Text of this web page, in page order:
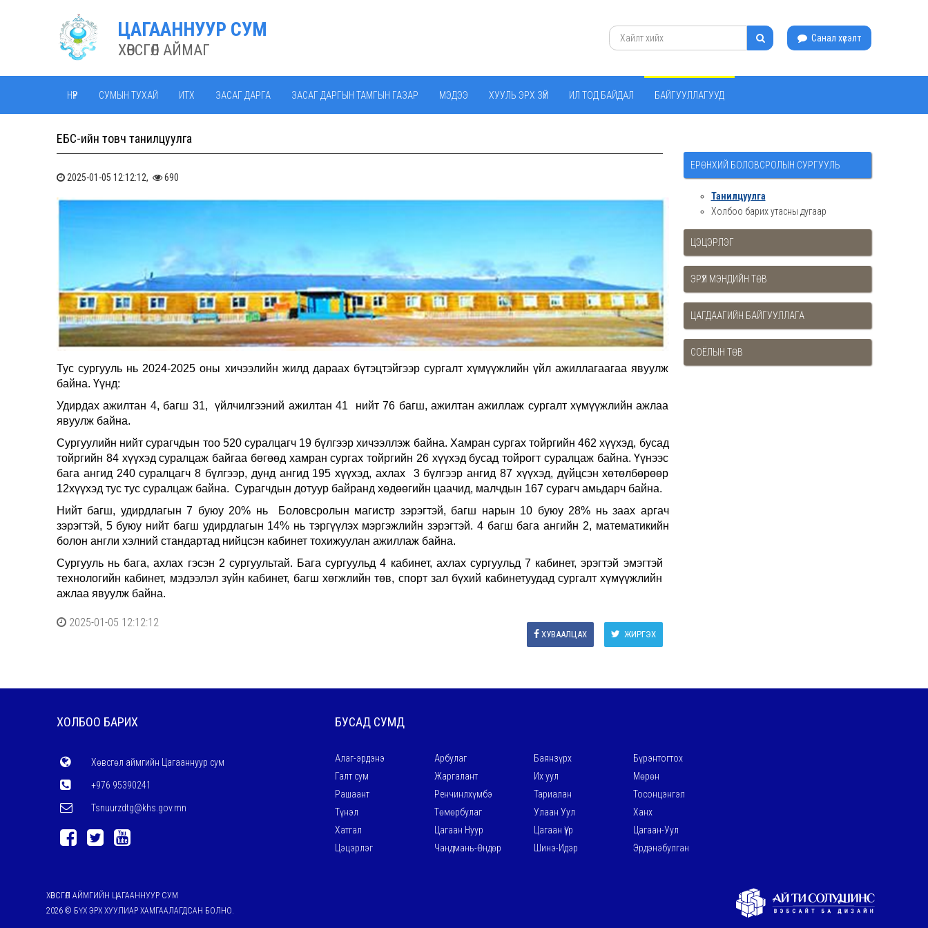
ЦАГААННУУР СУМ
ХӨВСГӨЛ АЙМАГ
Санал хүсэлт
НҮҮР СУМЫН ТУХАЙ ИТХ ЗАСАГ ДАРГА ЗАСАГ ДАРГЫН ТАМГЫН ГАЗАР МЭДЭЭ ХУУЛЬ ЭРХ ЗҮЙ ИЛ ТОД БАЙДАЛ БАЙГУУЛЛАГУУД
ЕБС-ийн товч танилцуулга
2025-01-05 12:12:12, 690
Тус сургууль нь 2024-2025 оны хичээлийн жилд дараах бүтэцтэйгээр сургалт хүмүүжлийн үйл ажиллагаагаа явуулж
байна. Үүнд:
Удирдах ажилтан 4, багш 31, үйлчилгээний ажилтан 41 нийт 76 багш, ажилтан ажиллаж сургалт хүмүүжлийн ажлаа
явуулж байна.
Сургуулийн нийт сурагчдын тоо 520 суралцагч 19 бүлгээр хичээллэж байна. Хамран сургах тойргийн 462 хүүхэд, бусад
тойргийн 84 хүүхэд суралцаж байгаа бөгөөд хамран сургах тойргийн 26 хүүхэд бусад тойрогт суралцаж байна. Үүнээс
бага ангид 240 суралцагч 8 бүлгээр, дунд ангид 195 хүүхэд, ахлах 3 бүлгээр ангид 87 хүүхэд, дүйцсэн хөтөлбөрөөр
12хүүхэд тус тус суралцаж байна. Сурагчдын дотуур байранд хөдөөгийн цаачид, малчдын 167 сурагч амьдарч байна.
Нийт багш, удирдлагын 7 буюу 20% нь Боловсролын магистр зэрэгтэй, багш нарын 10 буюу 28% нь заах аргач
зэрэгтэй, 5 буюу нийт багш удирдлагын 14% нь тэргүүлэх мэргэжлийн зэрэгтэй. 4 багш бага ангийн 2, математикийн
болон англи хэлний стандартад нийцсэн кабинет тохижуулан ажиллаж байна.
Сургууль нь бага, ахлах гэсэн 2 сургуультай. Бага сургуульд 4 кабинет, ахлах сургуульд 7 кабинет, эрэгтэй эмэгтэй
технологийн кабинет, мэдээлэл зүйн кабинет, багш хөгжлийн төв, спорт зал бүхий кабинетуудад сургалт хүмүүжлийн
ажлаа явуулж байна.
2025-01-05 12:12:12
ЖИРГЭХ
ХУВААЛЦАХ
ЕРӨНХИЙ БОЛОВСРОЛЫН СУРГУУЛЬ
Танилцуулга
Холбоо барих утасны дугаар
ЦЭЦЭРЛЭГ
ЭРҮҮЛ МЭНДИЙН ТӨВ
ЦАГДААГИЙН БАЙГУУЛЛАГА
СОЁЛЫН ТӨВ
ХОЛБОО БАРИХ
Хөвсгөл аймгийн Цагааннуур сум
+976 95390241
Tsnuurzdtg@khs.gov.mn
БУСАД СУМД
Алаг-эрдэнэ Арбулаг Баянзүрх
Бүрэнтогтох
Галт сум
Жаргалант Их уул
Мөрөн
Рашаант
Ренчинлхүмбэ Тариалан
Тосонцэнгэл
Түнэл
Төмөрбулаг Улаан Уул
Ханх
Хатгал
Цагаан Нуур Цагаан Үүр
Цагаан-Уул
Цэцэрлэг
Чандмань-Өндөр Шинэ-Идэр Эрдэнэбулган
ХӨВСГӨЛ АЙМГИЙН ЦАГААННУУР СУМ
2026 © БҮХ ЭРХ ХУУЛИАР ХАМГААЛАГДСАН БОЛНО.